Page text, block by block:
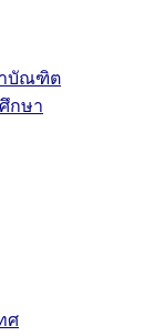
าบัณฑิต
กษา
ศ